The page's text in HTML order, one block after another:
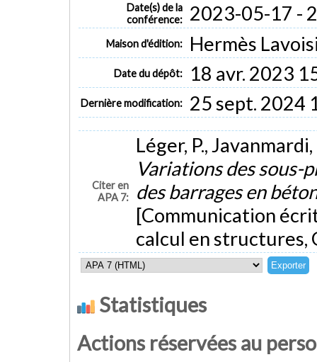
Date(s) de la
conférence:
2023-05-17 -
Maison d'édition: Hermès
Date du dépôt: 18 avr. 2023
Dernière modification: 25 sept. 2024
Citer en
APA 7:
Léger, P.,
Variations des sous-
des barrages en
[Communication
calcul en structures,
Statistiques
Actions réservées au